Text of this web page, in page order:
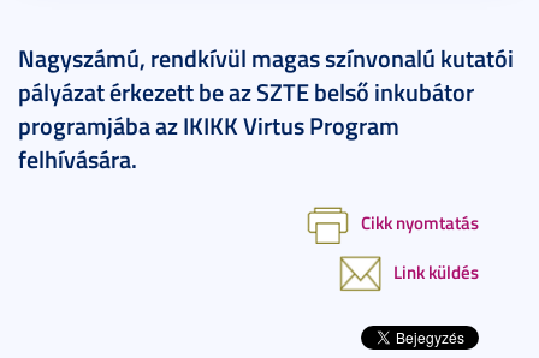
Nagyszámú, rendkívül magas színvonalú kutatói
pályázat érkezett be az SZTE belső inkubátor
programjába az IKIKK Virtus Program
felhívására.
Cikk nyomtatás
Link küldés